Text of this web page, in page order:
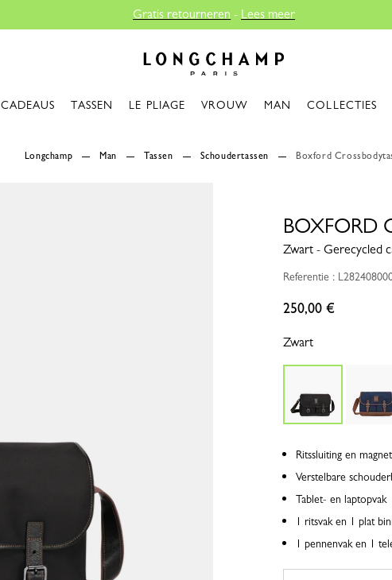
CADEAUS TASSEN LE PLIAGE VROUW MAN COLLECTIES
Longchamp Man Tassen Schoudertassen Boxford
BOXFORD
Zwart - Gerecycled
Referentie :
250,00 €
Zwart
Ritssluiting en
Verstelbare
Tablet- en laptopvak
1 ritsvak en 1 plat
1 pennenvak en 1